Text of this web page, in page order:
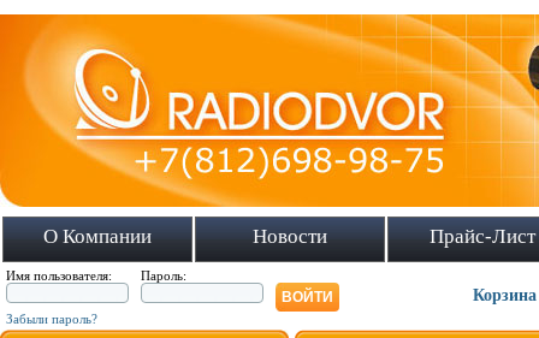
О Компании Новости Прайс-Лист
Имя пользователя: Пароль:
Забыли пароль?
Корзина